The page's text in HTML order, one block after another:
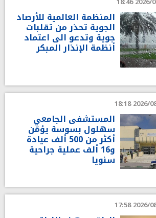
المنظمة العالمية للأرصاد
الجوية تحذر من تقلبات
جوية وتدعو الى اعتماد
أنظمة الإنذار المبكر
2026/08/
المستشفى الجامعي
سهلول بسوسة يؤمّن
أكثر من 500 ألف عيادة
و16 ألف عملية جراحية
سنويا
2026/08/